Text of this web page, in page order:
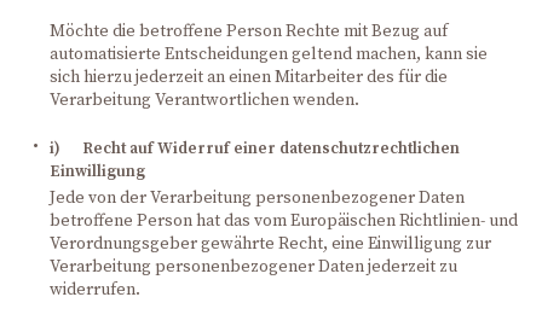
Möchte die betroffene Person Rechte mit Bezug auf
automatisierte Entscheidungen geltend machen, kann sie
sich hierzu jederzeit an einen Mitarbeiter des für die
Verarbeitung Verantwortlichen wenden.
i) Recht auf Widerruf einer datenschutzrechtlichen
Einwilligung
Jede von der Verarbeitung personenbezogener Daten
betroffene Person hat das vom Europäischen Richtlinien- und
Verordnungsgeber gewährte Recht, eine Einwilligung zur
Verarbeitung personenbezogener Daten jederzeit zu
widerrufen.